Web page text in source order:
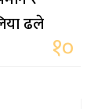
ढले
१०